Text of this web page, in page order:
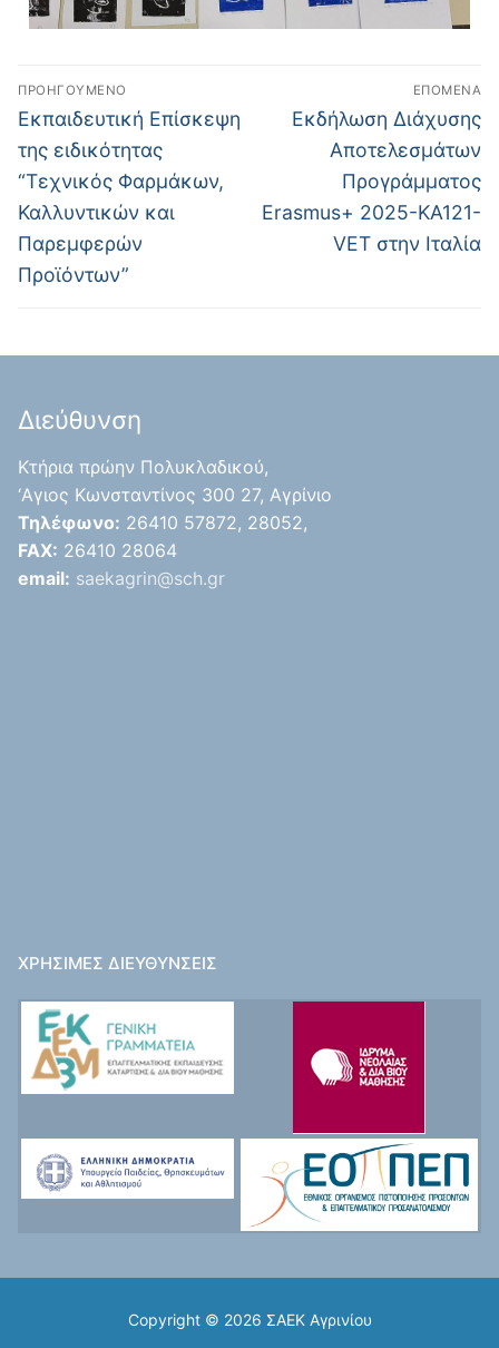
ΠΡΟΗΓΟΎΜΕΝΟ
Εκπαιδευτική Επίσκεψη
της ειδικότητας
“Τεχνικός Φαρμάκων,
Καλλυντικών και
Παρεμφερών
Προϊόντων”
ΕΠΌΜΕΝΑ
Εκδήλωση Διάχυσης
Αποτελεσμάτων
Προγράμματος
Erasmus+ 2025-KA121-
VET στην Ιταλία
Διεύθυνση
Κτήρια πρώην Πολυκλαδικού,
‘Aγιος Κωνσταντίνος 300 27, Αγρίνιο
Τηλέφωνο: 26410 57872, 28052,
FAX: 26410 28064
email: saekagrin@sch.gr
ΧΡΉΣΙΜΕΣ ΔΙΕΥΘΎΝΣΕΙΣ
Copyright © 2026 ΣΑΕΚ Αγρινίου